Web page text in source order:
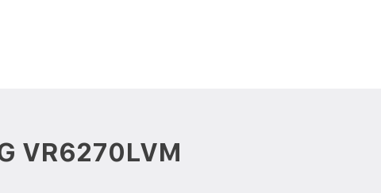
VR6270LVM